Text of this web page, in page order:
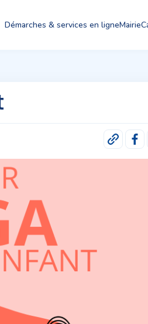
Démarches & services en ligneMairie